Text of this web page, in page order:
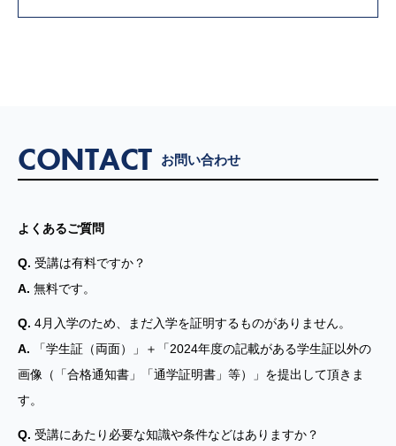
CONTACT お問い合わせ
よくあるご質問
Q. 受講は有料ですか？
A. 無料です。
Q. 4月入学のため、まだ入学を証明するものがありません。
A.
「学生証（両面）」＋「2024年度の記載がある学生証以外の
画像（「合格通知書」「通学証明書」等）」を提出して頂きま
す。
Q. 受講にあたり必要な知識や条件などはありますか？